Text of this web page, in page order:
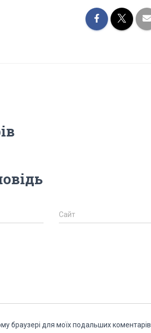
Сайт
браузері для моїх подальших коментарів.